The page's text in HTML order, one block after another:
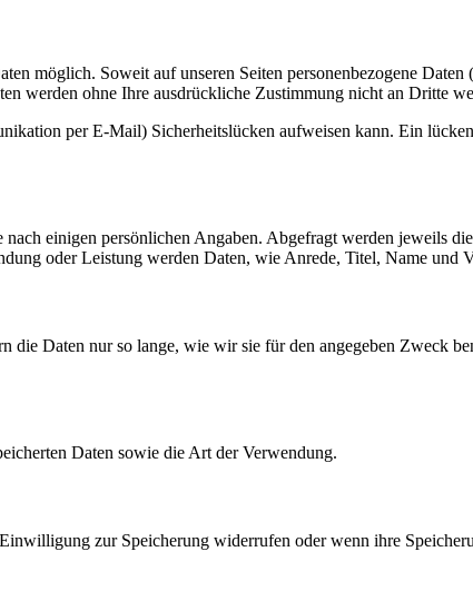
möglich. Soweit auf unseren Seiten personenbezogene
werden ohne Ihre ausdrückliche Zustimmung nicht an Dritte
per E-Mail) Sicherheitslücken aufweisen kann. Ein
einigen persönlichen Angaben. Abgefragt werden jeweils
oder Leistung werden Daten, wie Anrede, Titel, Name und
die Daten nur so lange, wie wir sie für den angegeben Zweck
Daten sowie die Art der Verwendung.
zur Speicherung widerrufen oder wenn ihre